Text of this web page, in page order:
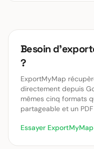
Besoin
?
ExportMyMap
directement depuis
mêmes cinq formats
partageable et un
Essayer ExportMyMap